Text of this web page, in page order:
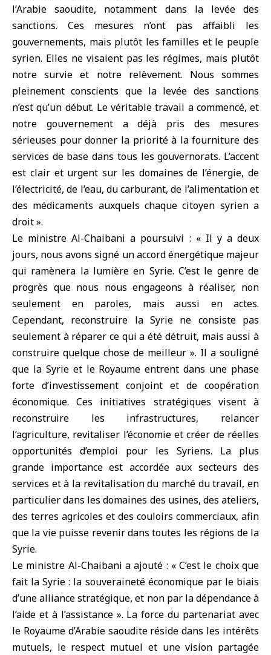
l’Arabie saoudite, notamment dans la levée des
sanctions. Ces mesures n’ont pas affaibli les
gouvernements, mais plutôt les familles et le peuple
syrien. Elles ne visaient pas les régimes, mais plutôt
notre survie et notre relèvement. Nous sommes
pleinement conscients que la levée des sanctions
n’est qu’un début. Le véritable travail a commencé, et
notre gouvernement a déjà pris des mesures
sérieuses pour donner la priorité à la fourniture des
services de base dans tous les gouvernorats. L’accent
est clair et urgent sur les domaines de l’énergie, de
l’électricité, de l’eau, du carburant, de l’alimentation et
des médicaments auxquels chaque citoyen syrien a
droit ».
Le ministre Al-Chaibani a poursuivi : « Il y a deux
jours, nous avons signé un accord énergétique majeur
qui ramènera la lumière en Syrie. C’est le genre de
progrès que nous nous engageons à réaliser, non
seulement en paroles, mais aussi en actes.
Cependant, reconstruire la Syrie ne consiste pas
seulement à réparer ce qui a été détruit, mais aussi à
construire quelque chose de meilleur ». Il a souligné
que la Syrie et le Royaume entrent dans une phase
forte d’investissement conjoint et de coopération
économique. Ces initiatives stratégiques visent à
reconstruire les infrastructures, relancer
l’agriculture, revitaliser l’économie et créer de réelles
opportunités d’emploi pour les Syriens. La plus
grande importance est accordée aux secteurs des
services et à la revitalisation du marché du travail, en
particulier dans les domaines des usines, des ateliers,
des terres agricoles et des couloirs commerciaux, afin
que la vie puisse revenir dans toutes les régions de la
Syrie.
Le ministre Al-Chaibani a ajouté : « C’est le choix que
fait la Syrie : la souveraineté économique par le biais
d’une alliance stratégique, et non par la dépendance à
l’aide et à l’assistance ». La force du partenariat avec
le Royaume d’Arabie saoudite réside dans les intérêts
mutuels, le respect mutuel et une vision partagée